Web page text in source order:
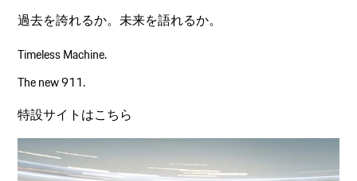
過去を誇れるか。未来を語れるか。
Timeless Machine.
The new 911.
特設サイトはこちら